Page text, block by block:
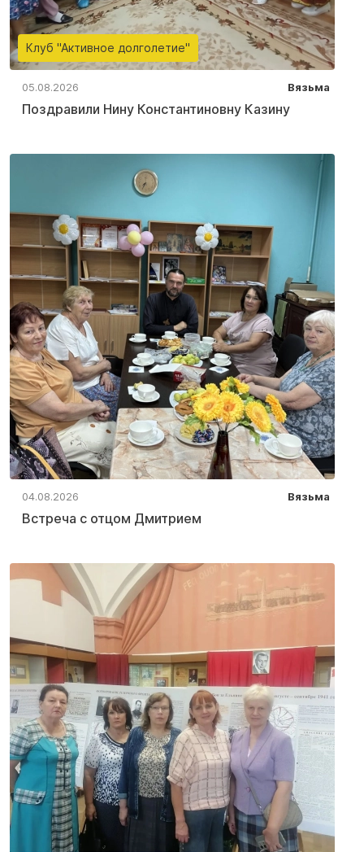
Клуб "Активное долголетие"
05.08.2026 Вязьма
Поздравили Нину Константиновну Казину
04.08.2026 Вязьма
Встреча с отцом Дмитрием